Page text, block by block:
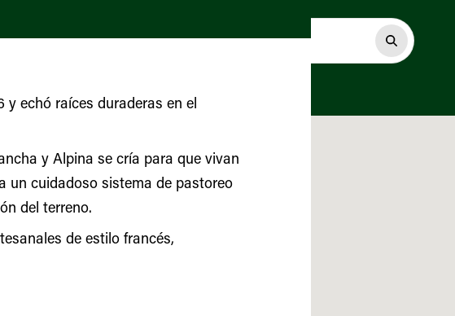
echó raíces duraderas en el
y Alpina se cría para que vivan
un cuidadoso sistema de pastoreo
del terreno.
de estilo francés,